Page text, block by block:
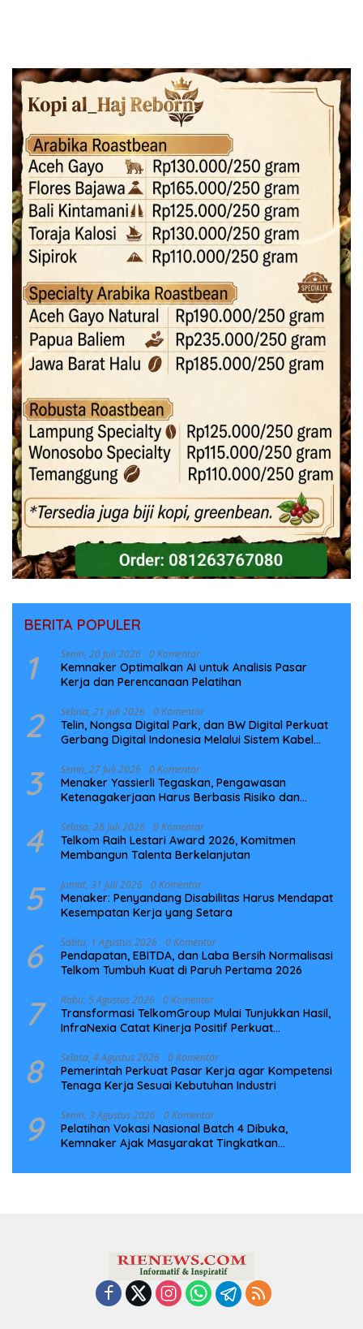
BERITA POPULER
1 Senin, 20 Juli 2026 0 Komentar
Kemnaker Optimalkan AI untuk Analisis Pasar
Kerja dan Perencanaan Pelatihan
2 Selasa, 21 Juli 2026 0 Komentar
Telin, Nongsa Digital Park, dan BW Digital Perkuat
Gerbang Digital Indonesia Melalui Sistem Kabel
3 Senin, 27 Juli 2026 0 Komentar
Menaker Yassierli Tegaskan, Pengawasan
Ketenagakerjaan Harus Berbasis Risiko dan
4 Selasa, 28 Juli 2026 0 Komentar
Telkom Raih Lestari Award 2026, Komitmen
Membangun Talenta Berkelanjutan
5 Jumat, 31 Juli 2026 0 Komentar
Menaker: Penyandang Disabilitas Harus Mendapat
Kesempatan Kerja yang Setara
6 Sabtu, 1 Agustus 2026 0 Komentar
Pendapatan, EBITDA, dan Laba Bersih Normalisasi
Telkom Tumbuh Kuat di Paruh Pertama 2026
7 Rabu, 5 Agustus 2026 0 Komentar
Transformasi TelkomGroup Mulai Tunjukkan Hasil,
InfraNexia Catat Kinerja Positif Perkuat
8 Selasa, 4 Agustus 2026 0 Komentar
Pemerintah Perkuat Pasar Kerja agar Kompetensi
Tenaga Kerja Sesuai Kebutuhan Industri
9 Senin, 3 Agustus 2026 0 Komentar
Pelatihan Vokasi Nasional Batch 4 Dibuka,
Kemnaker Ajak Masyarakat Tingkatkan